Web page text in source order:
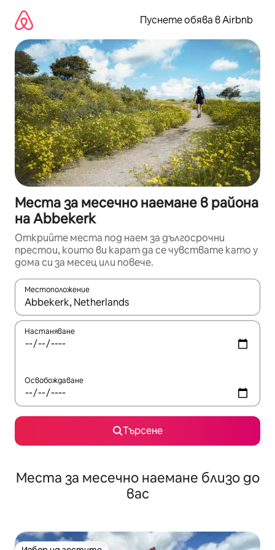
съдържанието
Пуснете обява в Airbnb
Места за месечно наемане в района
на Abbekerk
Открийте места под наем за дългосрочни
престои, които ви карат да се чувствате като у
дома си за месец или повече.
Местоположение
Когато резултатите се покажат, използвайте
Настаняване
Освобождаване
Търсене
Места за месечно наемане близо до
вас